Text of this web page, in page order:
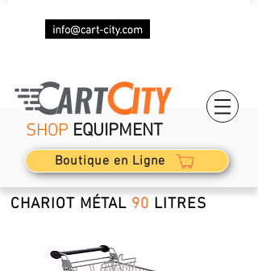
SHOP EQUIPMENT
Boutique en Ligne
CHARIOT MÉTAL 90 LITRES